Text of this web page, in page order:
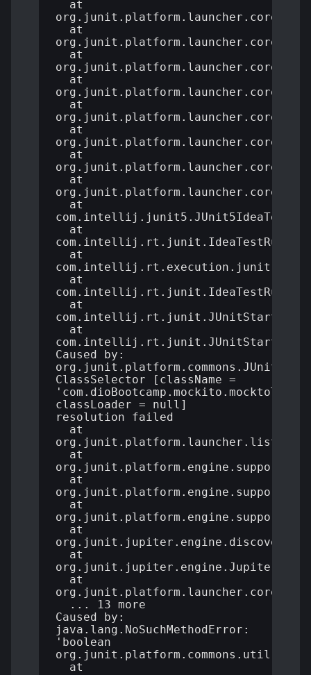
Caused by:
ClassSelector [className =
classLoader = null]
resolution failed
Caused by:
java.lang.NoSuchMethodError:
'boolean